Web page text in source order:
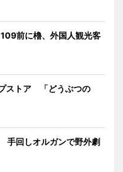
前に櫓、外国人観光客
ストア 「どうぶつの
回しオルガンで野外劇